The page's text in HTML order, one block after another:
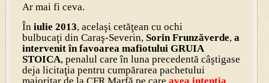
Ar mai fi ceva.
În iulie 2013, acelaşi cetăţean cu ochi
bulbucaţi din Caraş-Severin, Sorin Frunzăverde, a
intervenit în favoarea mafiotului GRUIA
STOICA, penalul care în luna precedentă câştigase
deja licitaţia pentru cumpărarea pachetului
majoritar de la CFR Marfă pe care avea intenţia